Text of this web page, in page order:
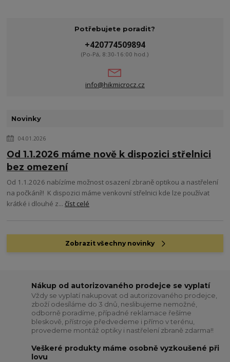
Potřebujete poradit?
+420774509894
(Po-Pá, 8:30-16:00 hod.)
info@hikmicrocz.cz
Novinky
04.01.2026
Od 1.1.2026 máme nově k dispozici střelnici
bez omezení
Od 1.1.2026 nabízíme možnost osazení zbraně optikou a nastřelení
na počkání!! K dispozici máme venkovní střelnici kde lze používat
krátké i dlouhé z...číst celé
Zobrazit všechny novinky
Nákup od autorizovaného prodejce se vyplatí
Vždy se vyplatí nakupovat od autorizovaného prodejce,
zboží odesíláme do 3 dnů, neslibujeme nemožné,
odborně poradíme, případné reklamace řešíme
bleskově, přístroje předvedeme i přímo v terénu,
provedeme montáž optiky i nastřelení zbraně zdarma!!
Veškeré produkty máme osobně vyzkoušené při
lovu